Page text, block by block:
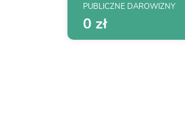
PUBLICZNE DAROWIZNY
0 zł